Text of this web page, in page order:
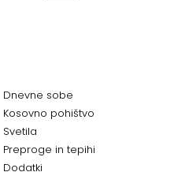
Dnevne sobe
Kosovno pohištvo
Svetila
Preproge in tepihi
Dodatki